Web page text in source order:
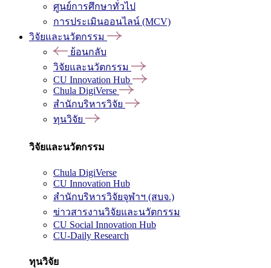
ศูนย์การศึกษาทั่วไป
การประเมินออนไลน์ (MCV)
วิจัยและนวัตกรรม
ย้อนกลับ
วิจัยและนวัตกรรม
CU Innovation Hub
Chula DigiVerse
สำนักบริหารวิจัย
ทุนวิจัย
วิจัยและนวัตกรรม
Chula DigiVerse
CU Innovation Hub
สำนักบริหารวิจัยจุฬาฯ (สบจ.)
ข่าวสารงานวิจัยและนวัตกรรม
CU Social Innovation Hub
CU-Daily Research
ทุนวิจัย